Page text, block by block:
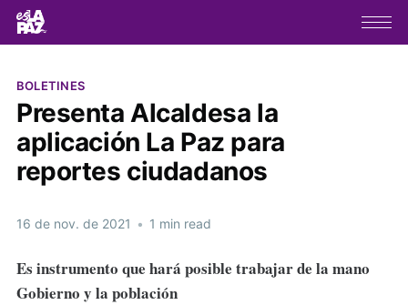
BOLETINES
Presenta Alcaldesa la
aplicación La Paz para
reportes ciudadanos
16 de nov. de 2021 • 1 min read
Es instrumento que hará posible trabajar de la mano
Gobierno y la población